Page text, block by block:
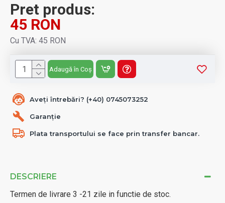
DESCRIERE
Termen de livrare 3 -21 zile in functie de stoc.
Aveți întrebări? (+40) 0745073252
Garanție
Plata transportului se face prin transfer bancar.
Pret produs:
45 RON
Cu TVA: 45 RON
Adaugă în Coș